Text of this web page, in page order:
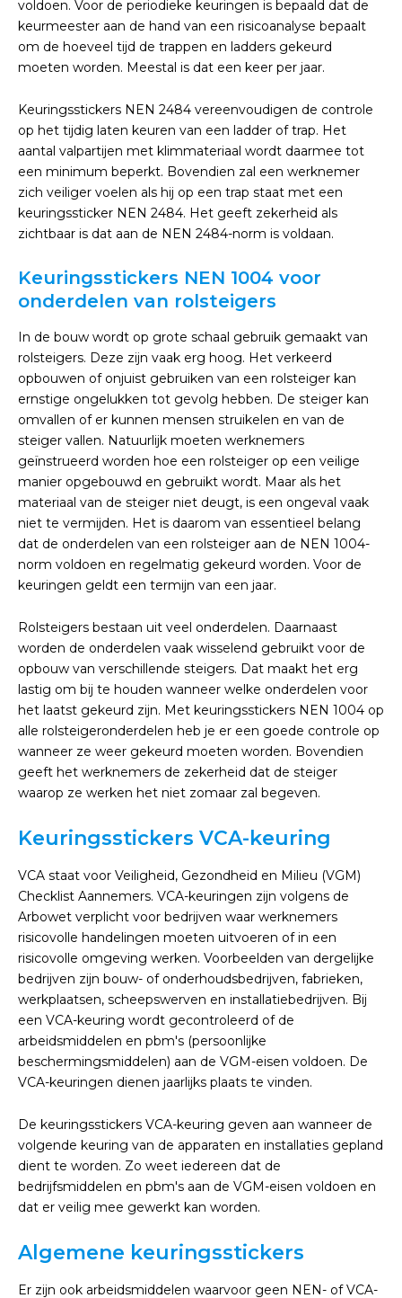
voldoen. Voor de periodieke keuringen is bepaald dat de
keurmeester aan de hand van een risicoanalyse bepaalt
om de hoeveel tijd de trappen en ladders gekeurd
moeten worden. Meestal is dat een keer per jaar.
Keuringsstickers NEN 2484 vereenvoudigen de controle
op het tijdig laten keuren van een ladder of trap. Het
aantal valpartijen met klimmateriaal wordt daarmee tot
een minimum beperkt. Bovendien zal een werknemer
zich veiliger voelen als hij op een trap staat met een
keuringssticker NEN 2484. Het geeft zekerheid als
zichtbaar is dat aan de NEN 2484-norm is voldaan.
Keuringsstickers NEN 1004 voor
onderdelen van rolsteigers
In de bouw wordt op grote schaal gebruik gemaakt van
rolsteigers. Deze zijn vaak erg hoog. Het verkeerd
opbouwen of onjuist gebruiken van een rolsteiger kan
ernstige ongelukken tot gevolg hebben. De steiger kan
omvallen of er kunnen mensen struikelen en van de
steiger vallen. Natuurlijk moeten werknemers
geïnstrueerd worden hoe een rolsteiger op een veilige
manier opgebouwd en gebruikt wordt. Maar als het
materiaal van de steiger niet deugt, is een ongeval vaak
niet te vermijden. Het is daarom van essentieel belang
dat de onderdelen van een rolsteiger aan de NEN 1004-
norm voldoen en regelmatig gekeurd worden. Voor de
keuringen geldt een termijn van een jaar.
Rolsteigers bestaan uit veel onderdelen. Daarnaast
worden de onderdelen vaak wisselend gebruikt voor de
opbouw van verschillende steigers. Dat maakt het erg
lastig om bij te houden wanneer welke onderdelen voor
het laatst gekeurd zijn. Met keuringsstickers NEN 1004 op
alle rolsteigeronderdelen heb je er een goede controle op
wanneer ze weer gekeurd moeten worden. Bovendien
geeft het werknemers de zekerheid dat de steiger
waarop ze werken het niet zomaar zal begeven.
Keuringsstickers VCA-keuring
VCA staat voor Veiligheid, Gezondheid en Milieu (VGM)
Checklist Aannemers. VCA-keuringen zijn volgens de
Arbowet verplicht voor bedrijven waar werknemers
risicovolle handelingen moeten uitvoeren of in een
risicovolle omgeving werken. Voorbeelden van dergelijke
bedrijven zijn bouw- of onderhoudsbedrijven, fabrieken,
werkplaatsen, scheepswerven en installatiebedrijven. Bij
een VCA-keuring wordt gecontroleerd of de
arbeidsmiddelen en pbm's (persoonlijke
beschermingsmiddelen) aan de VGM-eisen voldoen. De
VCA-keuringen dienen jaarlijks plaats te vinden.
De keuringsstickers VCA-keuring geven aan wanneer de
volgende keuring van de apparaten en installaties gepland
dient te worden. Zo weet iedereen dat de
bedrijfsmiddelen en pbm's aan de VGM-eisen voldoen en
dat er veilig mee gewerkt kan worden.
Algemene keuringsstickers
Er zijn ook arbeidsmiddelen waarvoor geen NEN- of VCA-